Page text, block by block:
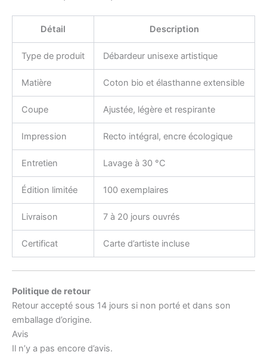
Détail Description
Type de produit Débardeur unisexe artistique
Matière Coton bio et élasthanne extensible
Coupe Ajustée, légère et respirante
Impression Recto intégral, encre écologique
Entretien Lavage à 30 °C
Édition limitée 100 exemplaires
Livraison 7 à 20 jours ouvrés
Certificat Carte d’artiste incluse
Politique de retour
Retour accepté sous 14 jours si non porté et dans son
emballage d’origine.
Avis
Il n’y a pas encore d’avis.